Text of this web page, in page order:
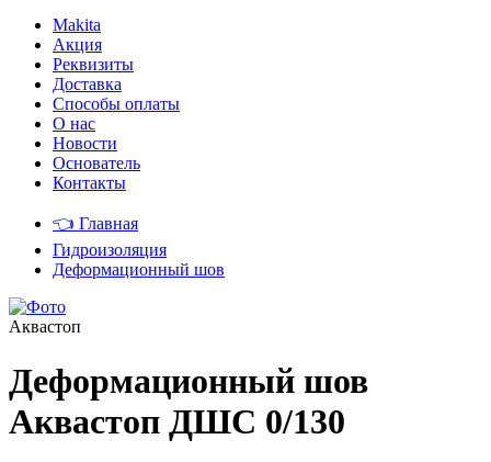
Makita
Акция
Реквизиты
Доставка
Способы оплаты
О нас
Новости
Основатель
Контакты
👈 Главная
Гидроизоляция
Деформационный шов
Аквастоп
Деформационный шов
Аквастоп ДШС 0/130